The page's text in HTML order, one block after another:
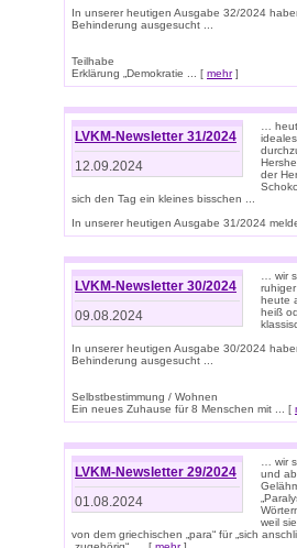
In unserer heutigen Ausgabe 32/2024
Behinderung ausgesucht ...
Teilhabe
Erklärung „Demokratie ... [ mehr]
LVKM-Newsletter 31/2024
12.09.2024
…
der
sich den Tag ein kleines bisschen ...
In unserer heutigen Ausgabe 31/2024
LVKM-Newsletter 30/2024
09.08.2024
… wir
heute
heiß
In unserer heutigen Ausgabe 30/2024
Behinderung ausgesucht ...
Selbstbestimmung / Wohnen
Ein neues Zuhause für 8 Menschen mit ... [
LVKM-Newsletter 29/2024
01.08.2024
… wir
und
weil
von dem griechischen „para“ für „sich